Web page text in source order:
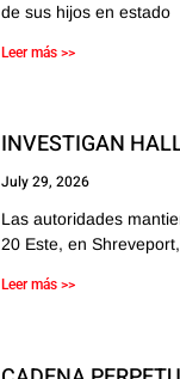
de sus hijos en estado
Leer más >>
INVESTIGAN
July 29, 2026
Las autoridades
20 Este, en
Leer más >>